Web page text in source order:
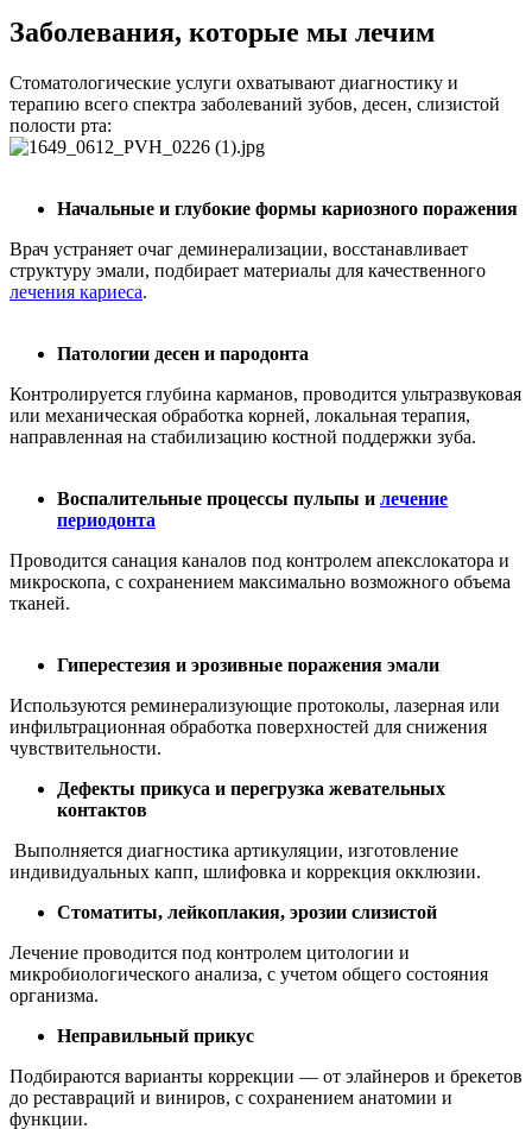
Заболевания, которые мы лечим
Стоматологические услуги охватывают диагностику и
терапию всего спектра заболеваний зубов, десен, слизистой
полости рта:
Начальные и глубокие формы кариозного поражения
Врач устраняет очаг деминерализации, восстанавливает
структуру эмали, подбирает материалы для качественного
лечения кариеса.
Патологии десен и пародонта
Контролируется глубина карманов, проводится ультразвуковая
или механическая обработка корней, локальная терапия,
направленная на стабилизацию костной поддержки зуба.
Воспалительные процессы пульпы и лечение
периодонта
Проводится санация каналов под контролем апекслокатора и
микроскопа, с сохранением максимально возможного объема
тканей.
Гиперестезия и эрозивные поражения эмали
Используются реминерализующие протоколы, лазерная или
инфильтрационная обработка поверхностей для снижения
чувствительности.
Дефекты прикуса и перегрузка жевательных
контактов
Выполняется диагностика артикуляции, изготовление
индивидуальных капп, шлифовка и коррекция окклюзии.
Стоматиты, лейкоплакия, эрозии слизистой
Лечение проводится под контролем цитологии и
микробиологического анализа, с учетом общего состояния
организма.
Неправильный прикус
Подбираются варианты коррекции — от элайнеров и брекетов
до реставраций и виниров, с сохранением анатомии и
функции.